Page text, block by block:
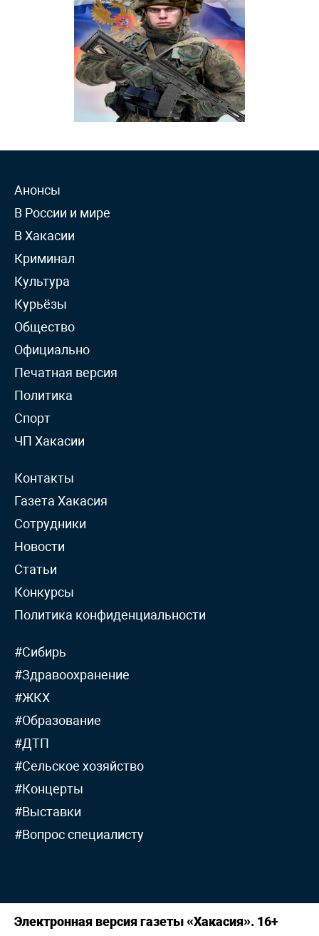
Анонсы
В России и мире
В Хакасии
Криминал
Культура
Курьёзы
Общество
Официально
Печатная версия
Политика
Спорт
ЧП Хакасии
Контакты
Газета Хакасия
Сотрудники
Новости
Статьи
Конкурсы
Политика конфиденциальности
#Сибирь
#Здравоохранение
#ЖКХ
#Образование
#ДТП
#Сельское хозяйство
#Концерты
#Выставки
#Вопрос специалисту
Электронная версия газеты «Хакасия». 16+